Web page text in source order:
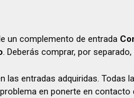
un complemento de entrada
. Deberás comprar, por
entradas adquiridas.
en ponerte en contacto